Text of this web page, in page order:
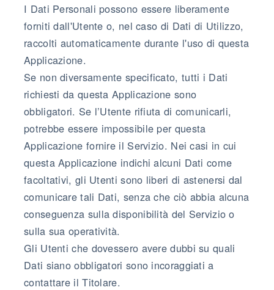
I Dati Personali possono essere liberamente
forniti dall'Utente o, nel caso di Dati di Utilizzo,
raccolti automaticamente durante l'uso di questa
Applicazione.
Se non diversamente specificato, tutti i Dati
richiesti da questa Applicazione sono
obbligatori. Se l’Utente rifiuta di comunicarli,
potrebbe essere impossibile per questa
Applicazione fornire il Servizio. Nei casi in cui
questa Applicazione indichi alcuni Dati come
facoltativi, gli Utenti sono liberi di astenersi dal
comunicare tali Dati, senza che ciò abbia alcuna
conseguenza sulla disponibilità del Servizio o
sulla sua operatività.
Gli Utenti che dovessero avere dubbi su quali
Dati siano obbligatori sono incoraggiati a
contattare il Titolare.